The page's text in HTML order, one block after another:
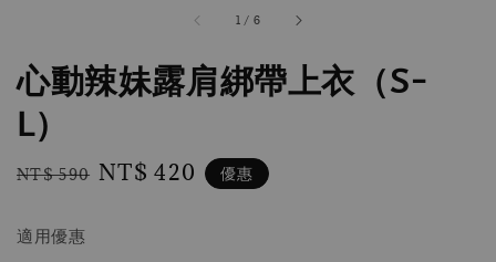
1 / 6
心動辣妹露肩綁帶上衣（S-
L）
Regular
NT$ 590 Sale
NT$ 420 優惠
適用優惠